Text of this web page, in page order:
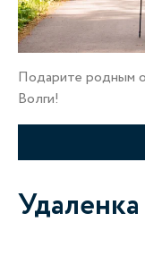
Подарите родным
Волги!